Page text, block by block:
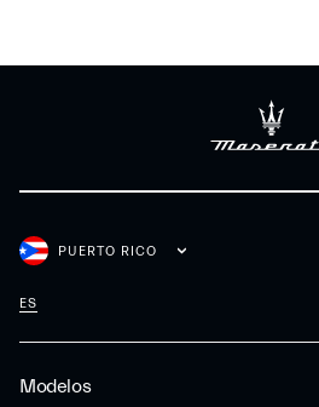
Modelos
PUERTO RICO
ES